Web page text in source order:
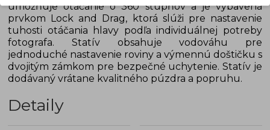
umožňuje otáčanie o 360 stupňov a je vybavená
prvkom Lock and Drag, ktorá slúži pre nastavenie
tuhosti otáčania hlavy podľa individuálnej potreby
fotografa. Statív obsahuje vodováhu pre
jednoduché nastavenie roviny a výmennú doštičku s
dvojitým zámkom pre bezpečné uchytenie.Statív je
dodávaný vrátane kvalitného púzdra a popruhu.
Detaily